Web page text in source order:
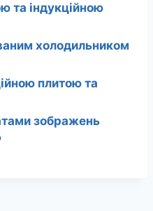
та індукційною
холодильником
плитою та
зображень